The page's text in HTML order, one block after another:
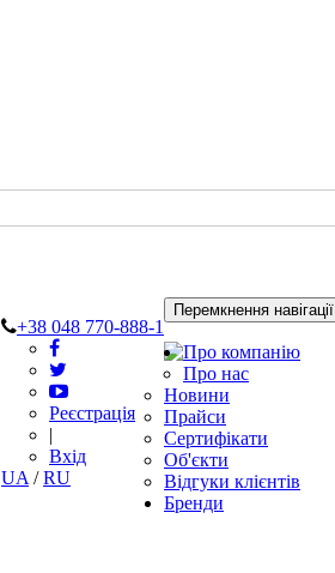
+38 048 770-888-1
Реєстрація
|
Вхід
UA /RU
Перемкнення навігації
Про компанію
Про нас
Новини
Прайси
Сертифікати
Об'єкти
Відгуки клієнтів
Бренди